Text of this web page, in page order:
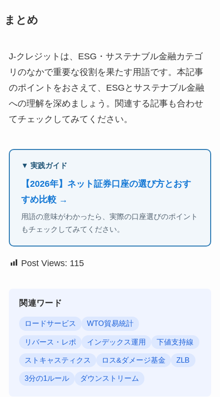
まとめ
J-クレジットは、ESG・サステナブル金融カテゴ
リのなかで重要な役割を果たす用語です。本記事
のポイントをおさえて、ESGとサステナブル金融
への理解を深めましょう。関連する記事も合わせ
てチェックしてみてください。
▼ 実践ガイド
【2026年】ネット証券口座の選び方とおす
すめ比較 →
用語の意味がわかったら、実際の口座選びのポイント
もチェックしてみてください。
Post Views: 115
関連ワード
ロードサービス WTO貿易統計
リバース・レポ インデックス運用 下値支持線
ストキャスティクス ロス&ダメージ基金 ZLB
3分の1ルール ダウンストリーム